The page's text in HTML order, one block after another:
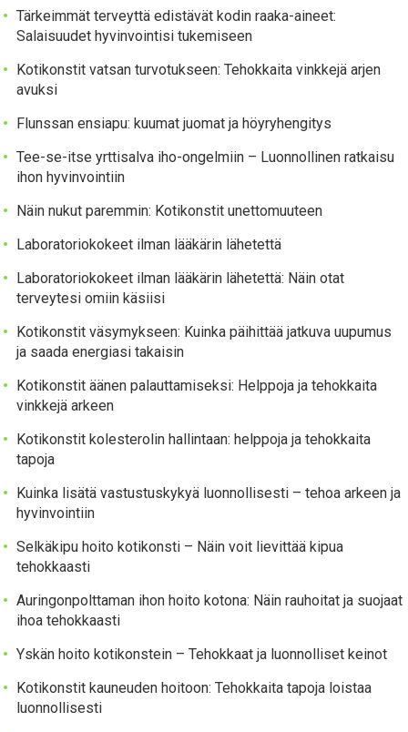
Tärkeimmät terveyttä edistävät kodin raaka-aineet:
Salaisuudet hyvinvointisi tukemiseen
Kotikonstit vatsan turvotukseen: Tehokkaita vinkkejä arjen
avuksi
Flunssan ensiapu: kuumat juomat ja höyryhengitys
Tee-se-itse yrttisalva iho-ongelmiin – Luonnollinen ratkaisu
ihon hyvinvointiin
Näin nukut paremmin: Kotikonstit unettomuuteen
Laboratoriokokeet ilman lääkärin lähetettä
Laboratoriokokeet ilman lääkärin lähetettä: Näin otat
terveytesi omiin käsiisi
Kotikonstit väsymykseen: Kuinka päihittää jatkuva uupumus
ja saada energiasi takaisin
Kotikonstit äänen palauttamiseksi: Helppoja ja tehokkaita
vinkkejä arkeen
Kotikonstit kolesterolin hallintaan: helppoja ja tehokkaita
tapoja
Kuinka lisätä vastustuskykyä luonnollisesti – tehoa arkeen ja
hyvinvointiin
Selkäkipu hoito kotikonsti – Näin voit lievittää kipua
tehokkaasti
Auringonpolttaman ihon hoito kotona: Näin rauhoitat ja suojaat
ihoa tehokkaasti
Yskän hoito kotikonstein – Tehokkaat ja luonnolliset keinot
Kotikonstit kauneuden hoitoon: Tehokkaita tapoja loistaa
luonnollisesti